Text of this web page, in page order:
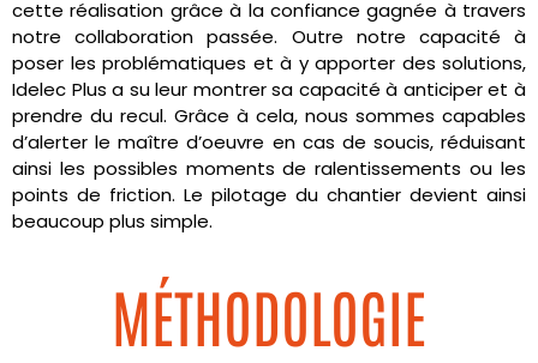
cette réalisation grâce à la confiance gagnée à travers
notre collaboration passée. Outre notre capacité à
poser les problématiques et à y apporter des solutions,
Idelec Plus a su leur montrer sa capacité à anticiper et à
prendre du recul. Grâce à cela, nous sommes capables
d’alerter le maître d’oeuvre en cas de soucis, réduisant
ainsi les possibles moments de ralentissements ou les
points de friction. Le pilotage du chantier devient ainsi
beaucoup plus simple.
MÉTHODOLOGIE